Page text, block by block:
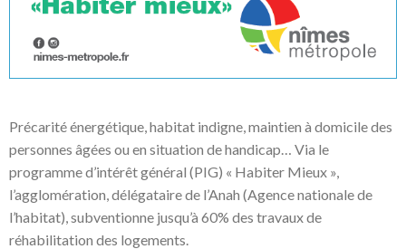
Précarité énergétique, habitat indigne, maintien à domicile des
personnes âgées ou en situation de handicap… Via le
programme d’intérêt général (PIG) « Habiter Mieux »,
l’agglomération, délégataire de l’Anah (Agence nationale de
l’habitat), subventionne jusqu’à 60% des travaux de
réhabilitation des logements.